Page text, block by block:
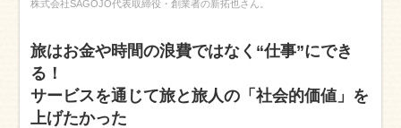
株式会社SAGOJO代表取締役・創業者の新拓也さん。
旅はお金や時間の浪費ではなく“仕事”にでき
る！
サービスを通じて旅と旅人の「社会的価値」を
上げたかった